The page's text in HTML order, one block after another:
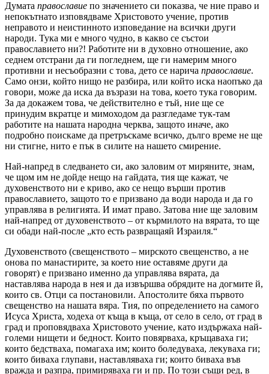
Думата православие по значението си показва, че ние право и
непокътнато изповядваме Христовото учение, против
неправото и неистинното изповедание на всички други
народи. Тука ми е много чудно, в какво се състои
православието ни?! Работите ни в духовно отношение, ако
седнем отстрани да ги погледнем, ще ги намерим много
противни и несъобразни с това, дето се нарича православие.
Само онзи, който нищо не разбира, или който иска наопъко да
говори, може да иска да възрази на това, което тука говорим.
За да докажем това, че действително е тъй, ние ще се
принудим вкратце и мимоходом да разгледаме тук-там
работите на нашата народна черква, защото иначе, ако
подробно поискаме да претръскаме всичко, дълго време не ще
ни стигне, нито е пък в силите на нашето смирение.
Най-напред в следването си, ако заловим от миряните, знам,
че щом им не дойде нещо на гайдата, тия ще кажат, че
духовенството ни е криво, ако се нещо върши против
православието, защото то е призвано да води народа и да го
управлява в религията. И имат право. Затова ние ще заловим
най-напред от духовенството – от кърмилото на вярата, то ще
си обади най-после „кто есть развращаяй Израиля.“
Духовенството (свещенството – мирското свещенство, а не
онова по манастирите, за което ние оставяме други да
говорят) е призвано именно да управлява вярата, да
наставлява народа в нея и да извършва обрядите на догмите й,
които св. Отци са постановили. Апостолите бяха първото
свещенство на нашата вяра. Тия, по определението на самого
Исуса Христа, ходеха от къща в къща, от село в село, от град в
град и проповядваха Христовото учение, като издържаха най-
големи нищети и бедност. Които повярваха, кръщаваха ги;
които бедстваха, помагаха им; които боледуваха, лекуваха ги;
които биваха глупави, наставляваха ги; които биваха във
вражда и разпра, примиряваха ги и пр. По този същи ред, в